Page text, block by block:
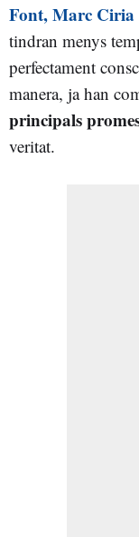
Font, Marc
tindran menys
perfectament
manera, ja han
principals
veritat.